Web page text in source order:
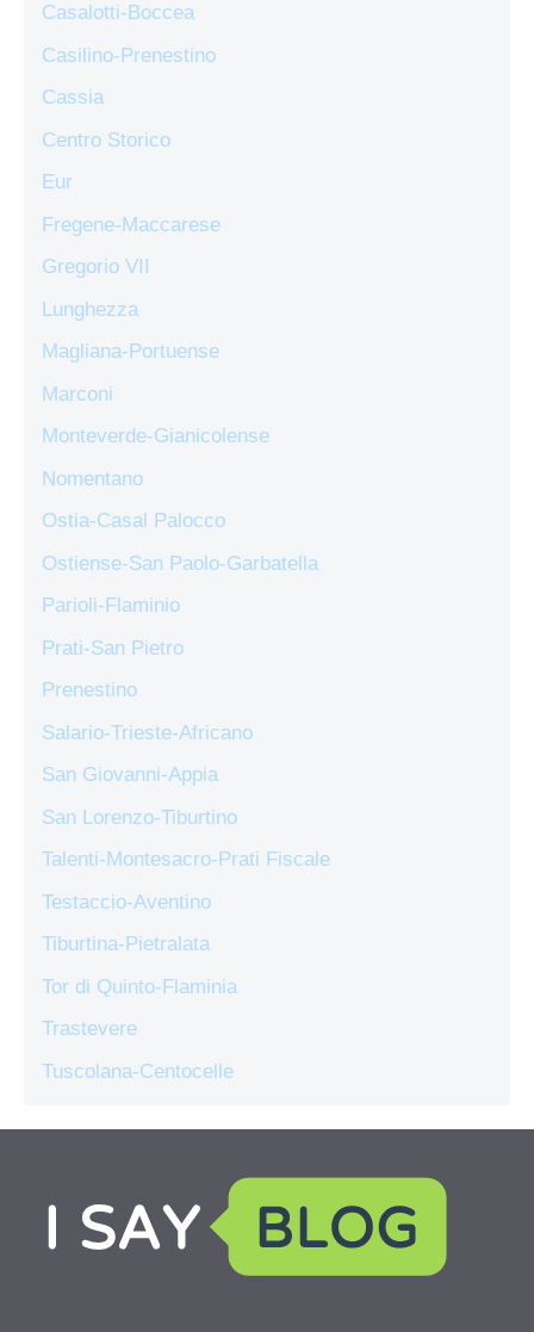
Casalotti-Boccea
Casilino-Prenestino
Cassia
Centro Storico
Eur
Fregene-Maccarese
Gregorio VII
Lunghezza
Magliana-Portuense
Marconi
Monteverde-Gianicolense
Nomentano
Ostia-Casal Palocco
Ostiense-San Paolo-Garbatella
Parioli-Flaminio
Prati-San Pietro
Prenestino
Salario-Trieste-Africano
San Giovanni-Appia
San Lorenzo-Tiburtino
Talenti-Montesacro-Prati Fiscale
Testaccio-Aventino
Tiburtina-Pietralata
Tor di Quinto-Flaminia
Trastevere
Tuscolana-Centocelle